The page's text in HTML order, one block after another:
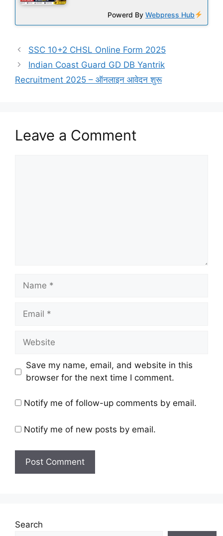
Powerd ByWebpress Hub
SSC 10+2 CHSL Online Form 2025
Indian Coast Guard GD DB Yantrik
Recruitment 2025 – ऑनलाइन आवेदन शुरू
Leave a Comment
Save my name, email, and website in this
browser for the next time I comment.
Notify me of follow-up comments by email.
Notify me of new posts by email.
Search